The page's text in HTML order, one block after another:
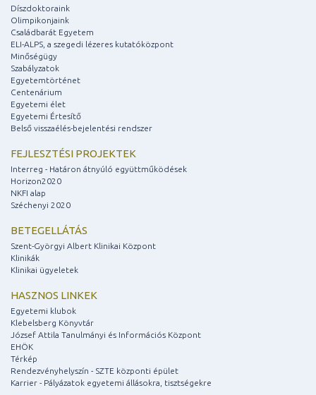
Díszdoktoraink
Olimpikonjaink
Családbarát Egyetem
ELI-ALPS, a szegedi lézeres kutatóközpont
Minőségügy
Szabályzatok
Egyetemtörténet
Centenárium
Egyetemi élet
Egyetemi Értesítő
Belső visszaélés-bejelentési rendszer
FEJLESZTÉSI PROJEKTEK
Interreg - Határon átnyúló együttműködések
Horizon2020
NKFI alap
Széchenyi 2020
BETEGELLÁTÁS
Szent-Györgyi Albert Klinikai Központ
Klinikák
Klinikai ügyeletek
HASZNOS LINKEK
Egyetemi klubok
Klebelsberg Könyvtár
József Attila Tanulmányi és Információs Központ
EHÖK
Térkép
Rendezvényhelyszín - SZTE központi épület
Karrier - Pályázatok egyetemi állásokra, tisztségekre